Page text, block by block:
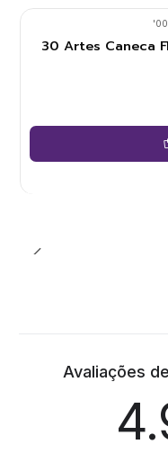
30 Artes Caneca
Avaliações